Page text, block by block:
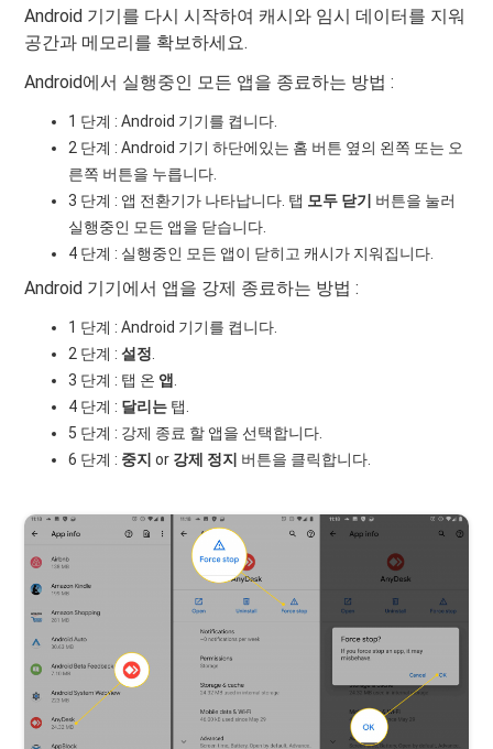
Android 기기를 다시 시작하여 캐시와 임시 데이터를 지워
공간과 메모리를 확보하세요.
Android에서 실행중인 모든 앱을 종료하는 방법 :
1 단계 : Android 기기를 켭니다.
2 단계 : Android 기기 하단에있는 홈 버튼 옆의 왼쪽 또는 오
른쪽 버튼을 누릅니다.
3 단계 : 앱 전환기가 나타납니다. 탭 모두 닫기
버튼을 눌러
실행중인 모든 앱을 닫습니다.
4 단계 : 실행중인 모든 앱이 닫히고 캐시가 지워집니다.
Android 기기에서 앱을 강제 종료하는 방법 :
1 단계 : Android 기기를 켭니다.
2 단계 :설정
3 단계 : 탭 온 앱
4 단계 : 달리는 탭.
5 단계 : 강제 종료 할 앱을 선택합니다.
6 단계 : 중지 or 강제 정지 버튼을 클릭합니다.